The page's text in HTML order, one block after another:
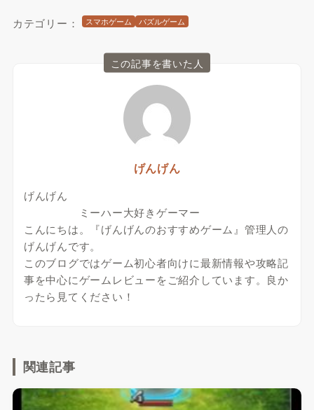
カテゴリー： スマホゲーム パズルゲーム
この記事を書いた人
げんげん
げんげん
ミーハー大好きゲーマー
こんにちは。『げんげんのおすすめゲーム』管理人の
げんげんです。
このブログではゲーム初心者向けに最新情報や攻略記
事を中心にゲームレビューをご紹介しています。良か
ったら見てください！
関連記事